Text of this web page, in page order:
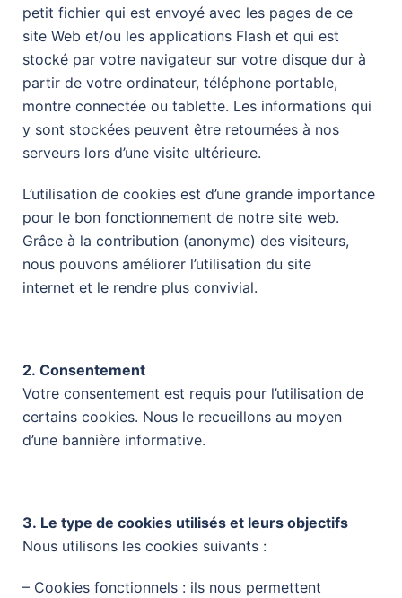
petit fichier qui est envoyé avec les pages de ce
site Web et/ou les applications Flash et qui est
stocké par votre navigateur sur votre disque dur à
partir de votre ordinateur, téléphone portable,
montre connectée ou tablette. Les informations qui
y sont stockées peuvent être retournées à nos
serveurs lors d’une visite ultérieure.
L’utilisation de cookies est d’une grande importance
pour le bon fonctionnement de notre site web.
Grâce à la contribution (anonyme) des visiteurs,
nous pouvons améliorer l’utilisation du site
internet et le rendre plus convivial.
2. Consentement
Votre consentement est requis pour l’utilisation de
certains cookies. Nous le recueillons au moyen
d’une bannière informative.
3. Le type de cookies utilisés et leurs objectifs
Nous utilisons les cookies suivants :
– Cookies fonctionnels : ils nous permettent